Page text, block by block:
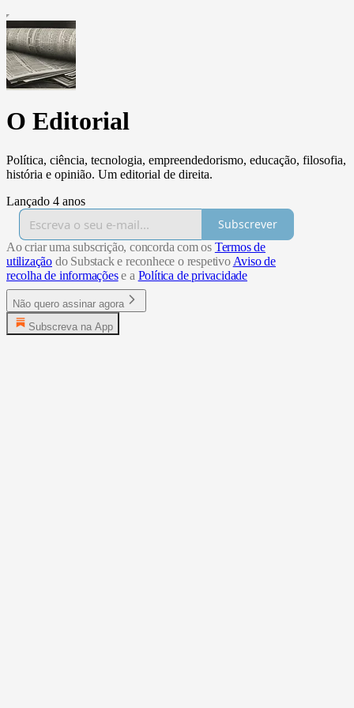
O Editorial
Política, ciência, tecnologia, empreendedorismo, educação, filosofia,
história e opinião. Um editorial de direita.
Lançado 4 anos
Subscrever
Ao criar uma subscrição, concorda com os Termos de
utilização do Substack e reconhece o respetivo Aviso de
recolha de informaçõese a Política de privacidade
Não quero assinar agora
Subscreva na App